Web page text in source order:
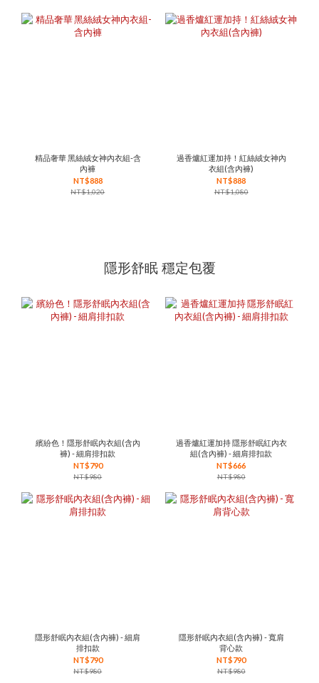
精品奢華 黑絲絨女神內衣組-含
內褲
NT$888
NT$1,020
過香爐紅運加持！紅絲絨女神內
衣組(含內褲)
NT$888
NT$1,080
隱形舒眠 穩定包覆
繽紛色！隱形舒眠內衣組(含內
褲) - 細肩排扣款
NT$790
NT$980
過香爐紅運加持 隱形舒眠紅內衣
組(含內褲) - 細肩排扣款
NT$666
NT$980
隱形舒眠內衣組(含內褲) - 細肩
排扣款
NT$790
NT$980
隱形舒眠內衣組(含內褲) - 寬肩
背心款
NT$790
NT$980